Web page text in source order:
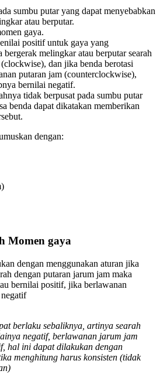
sumbu putar yang dapat menyebabkan
atau berputar.
gaya.
positif untuk gaya yang
bergerak melingkar atau berputar searah
dan jika benda berotasi
putaran jam (counterclockwise),
bernilai negatif.
tidak berpusat pada sumbu putar
benda dapat dikatakan memberikan
dengan:
Momen gaya
dengan menggunakan aturan jika
dengan putaran jarum jam maka
bernilai positif, jika berlawanan
berlaku sebaliknya, artinya searah
negatif, berlawanan jarum jam
hal ini dapat dilakukan dengan
menghitung harus konsisten (tidak